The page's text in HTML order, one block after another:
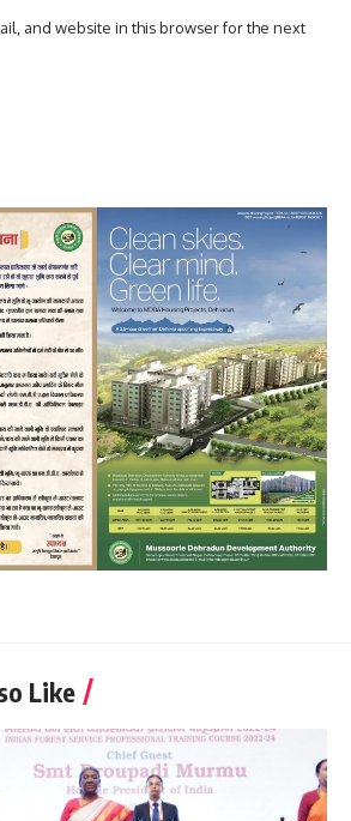
and website in this browser for the next
Like